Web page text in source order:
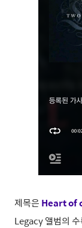
제목은 Heart of
Legacy 앨범의